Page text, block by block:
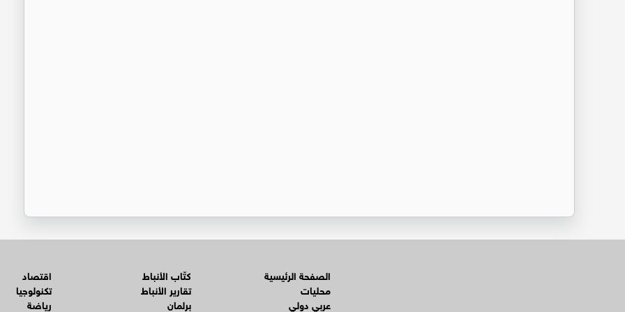
الصفحة الرئيسية
محليات
عربي دولي
كتّاب الأنباط
تقارير الأنباط
برلمان
اقتصاد
تكنولوجيا
رياضة